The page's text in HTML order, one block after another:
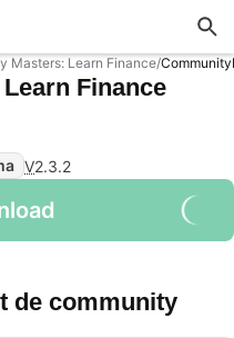
Masters: Learn Finance
Finance
V2.3.2
de community